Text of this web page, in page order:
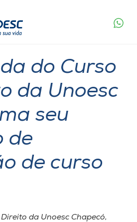
do Curso
da Unoesc
seu
de
de curso
da Unoesc Chapecó,